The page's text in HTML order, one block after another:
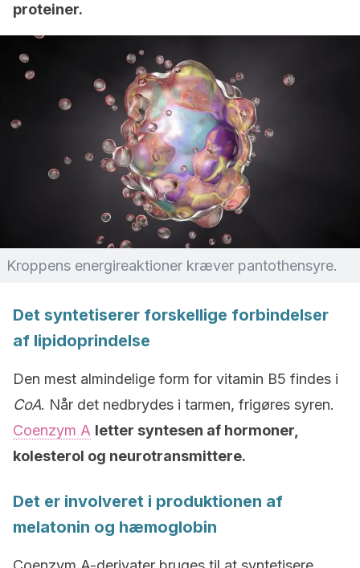
proteiner.
Kroppens energireaktioner kræver pantothensyre.
Det syntetiserer forskellige forbindelser
af lipidoprindelse
Den mest almindelige form for vitamin B5 findes i
CoA. Når det nedbrydes i tarmen, frigøres syren.
Coenzym A letter syntesen af hormoner,
kolesterol og neurotransmittere.
Det er involveret i produktionen af
melatonin og hæmoglobin